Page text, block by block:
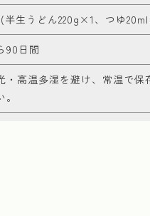
半生うどん220g×1、つゆ
90日間
・高温多湿を避け、常温で保